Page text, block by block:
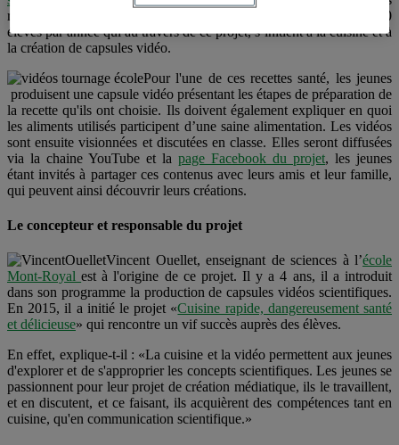
réalisent différentes recettes en équipe de 5. Au total, ce sont 150
élèves par année qui au travers de ce projet, s’initient à la cuisine et à
la création de capsules vidéo.
Pour l'une de ces recettes santé, les jeunes
produisent une capsule vidéo présentant les étapes de préparation de
la recette qu'ils ont choisie. Ils doivent également expliquer en quoi
les aliments utilisés participent d’une saine alimentation. Les vidéos
sont ensuite visionnées et discutées en classe. Elles seront diffusées
via la chaine YouTube et la page Facebook du projet, les jeunes
étant invités à partager ces contenus avec leurs amis et leur famille,
qui peuvent ainsi découvrir leurs créations.
Le concepteur et responsable du projet
Vincent Ouellet, enseignant de sciences à l’école
Mont-Royalest à l'origine de ce projet. Il y a 4 ans, il a introduit
dans son programme la production de capsules vidéos scientifiques.
En 2015, il a initié le projet «Cuisine rapide, dangereusement santé
et délicieuse» qui rencontre un vif succès auprès des élèves.
En effet, explique-t-il : «La cuisine et la vidéo permettent aux jeunes
d'explorer et de s'approprier les concepts scientifiques. Les jeunes se
passionnent pour leur projet de création médiatique, ils le travaillent,
et en discutent, et ce faisant, ils acquièrent des compétences tant en
cuisine, qu'en communication scientifique.»